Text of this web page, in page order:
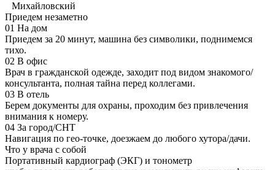
Михайловский
Приедем незаметно
01 На дом
Приедем за 20 минут, машина без символики, поднимемся
тихо.
02 В офис
Врач в гражданской одежде, заходит под видом знакомого/
консультанта, полная тайна перед коллегами.
03 В отель
Берем документы для охраны, проходим без привлечения
внимания к номеру.
04 За город/СНТ
Навигация по гео-точке, доезжаем до любого хутора/дачи.
Что у врача с собой
Портативный кардиограф (ЭКГ) и тонометр